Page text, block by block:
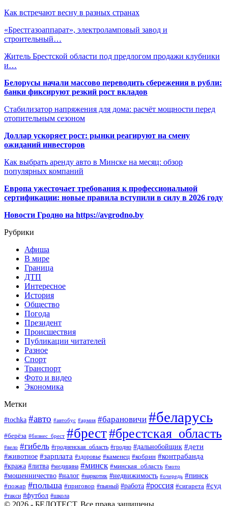
Как встречают весну в разных странах
«Брестгазоаппарат», электроламповый завод и
строительный…
Житель Брестской области под предлогом продажи клубники
и…
Белорусы начали массово переводить сбережения в рубли:
банки фиксируют резкий рост вкладов
Стабилизатор напряжения для дома: расчёт мощности перед
отопительным сезоном
Доллар ускоряет рост: рынки реагируют на смену
ожиданий инвесторов
Как выбрать аренду авто в Минске на месяц: обзор
популярных компаний
Европа ужесточает требования к профессиональной
сертификации: новые правила вступили в силу в 2026 году
Новости Гродно на https://avgrodno.by
Рубрики
Афиша
В мире
Граница
ДТП
Интересное
История
Общество
Погода
Президент
Происшествия
Публикации читателей
Разное
Спорт
Транспорт
Фото и видео
Экономика
Метки
#tochka #авто #автобус #армия #барановичи #беларусь
#берёза #бизнес_брест #брест#брестская_область
#вело #гибель #гродненская_область #гродно #дальнобойщик #дети
#животное #зарплата #здоровье #каменец #кобрин #контрабанда
#кража #литва #медицина #минск #минская_область #мото
#мошенничество #налог #наркотик #недвижимость #очередь #пинск
#пожар #польша #приговор #пьяный #работа #россия #сигарета #суд
#такси #футбол #школа
© 2026 - БЕЛОТЕСТ. Все права защищены.